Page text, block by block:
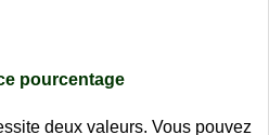
pourcentage
deux valeurs. Vous pouvez